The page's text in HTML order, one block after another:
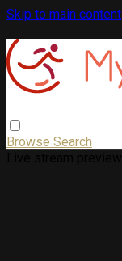
Skip to main content
Browse Search